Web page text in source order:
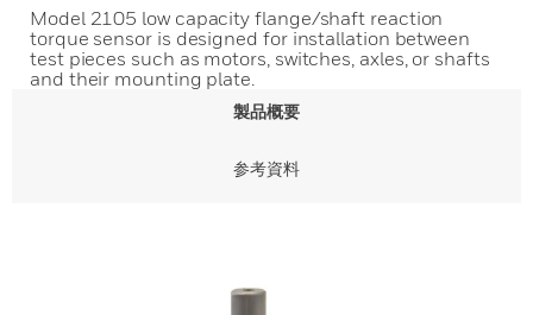
Model 2105 low capacity flange/shaft reaction
torque sensor is designed for installation between
test pieces such as motors, switches, axles, or shafts
and their mounting plate.
製品概要
参考資料